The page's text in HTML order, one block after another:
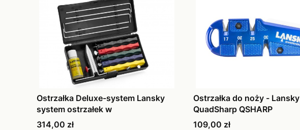
Ostrzałka Deluxe-system Lansky
system ostrzałek w
Cena
314,00 zł
Ostrzałka do noży - Lansky
QuadSharp QSHARP
Cena
109,00 zł